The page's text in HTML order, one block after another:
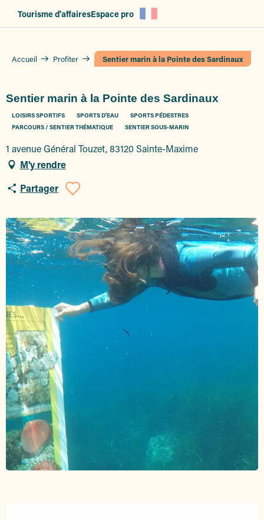
Tourisme d'affairesEspace pro
Accueil Profiter Sentier marin à la Pointe des Sardinaux
Sentier marin à la Pointe des Sardinaux
LOISIRS SPORTIFS SPORTS D'EAU
SPORTS PÉDESTRES
PARCOURS / SENTIER THÉMATIQUE
SENTIER SOUS-MARIN
1 avenue Général Touzet, 83120 Sainte-Maxime
M'y rendre
Partager
Ajouter aux favoris